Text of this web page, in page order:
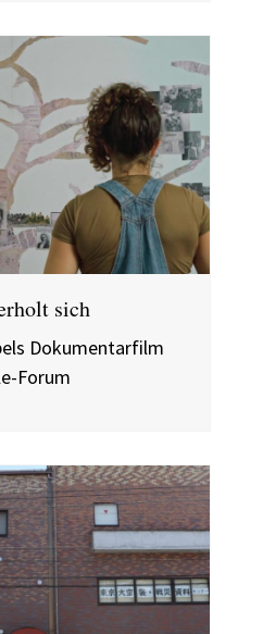
sich
Dokumentarfilm
Forum